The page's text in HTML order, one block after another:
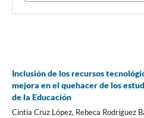
Inclusión de los recursos
mejora en el quehacer de los
de la Educación
Cintia Cruz López, Rebeca Rodríguez